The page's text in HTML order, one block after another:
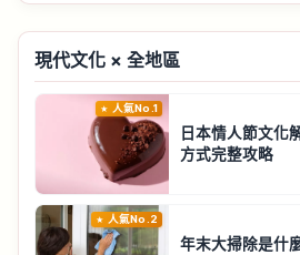
現代文化 × 全地區
人氣No.1
日本情人節文化
方式完整攻略
人氣No.2
年末大掃除是什